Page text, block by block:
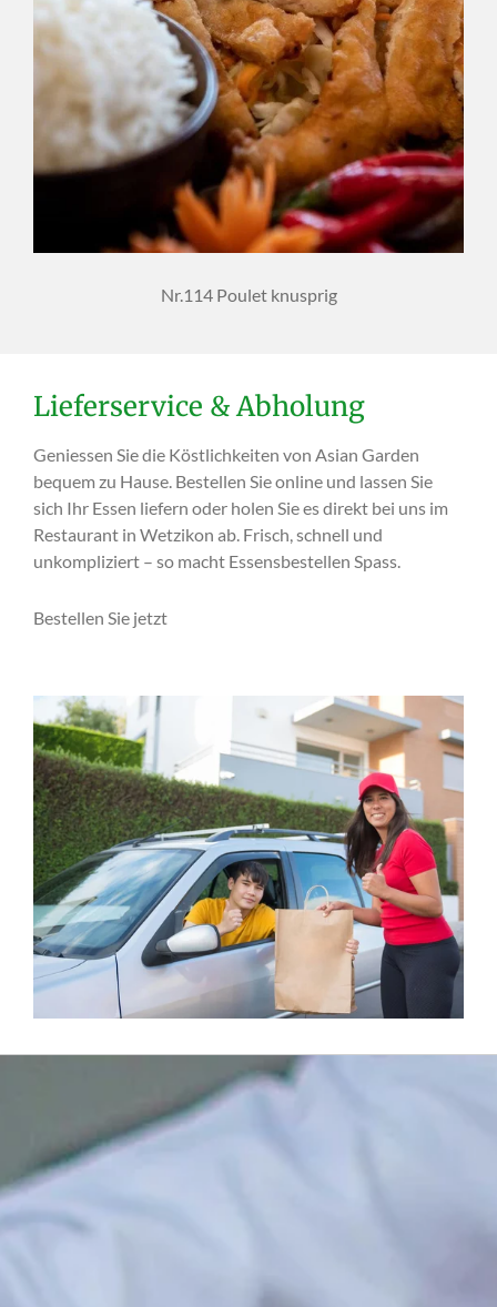
Nr.114 Poulet knusprig
Lieferservice & Abholung
Geniessen Sie die Köstlichkeiten von Asian Garden
bequem zu Hause. Bestellen Sie online und lassen Sie
sich Ihr Essen liefern oder holen Sie es direkt bei uns im
Restaurant in Wetzikon ab. Frisch, schnell und
unkompliziert – so macht Essensbestellen Spass.
Bestellen Sie jetzt